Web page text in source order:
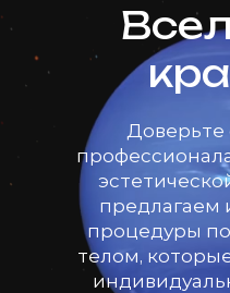
Доверьте
предлагаем
процедуры по
телом,